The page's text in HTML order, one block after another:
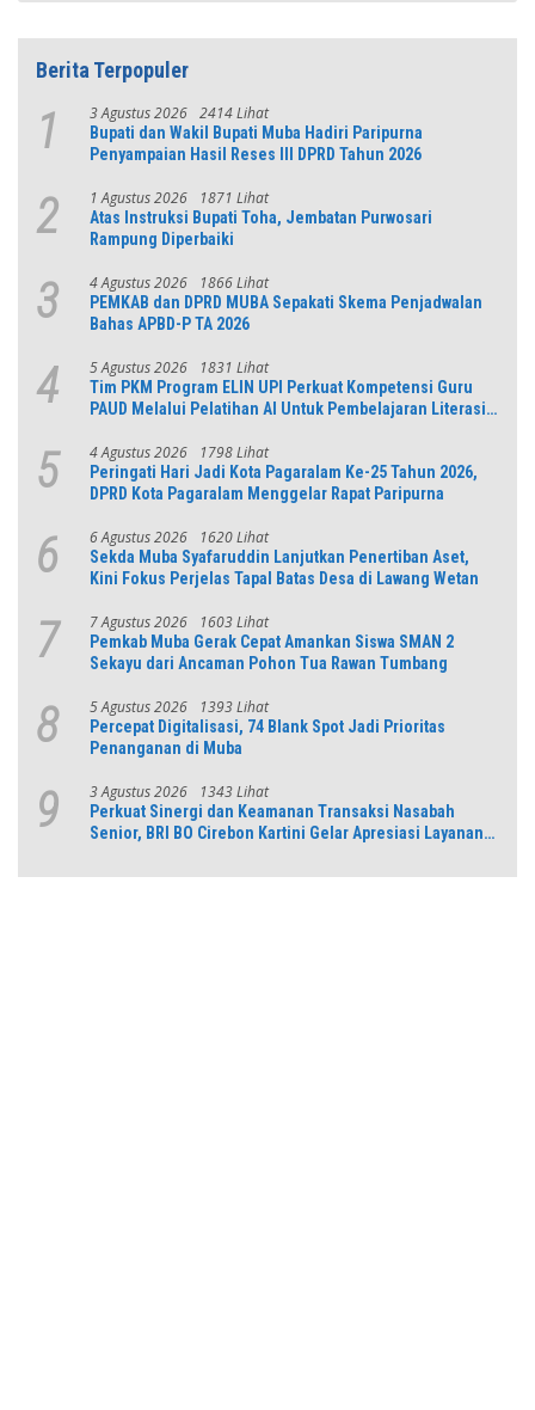
Berita Terpopuler
1 3 Agustus 2026 2414 Lihat
Bupati dan Wakil Bupati Muba Hadiri Paripurna
Penyampaian Hasil Reses III DPRD Tahun 2026
2 1 Agustus 2026 1871 Lihat
Atas Instruksi Bupati Toha, Jembatan Purwosari
Rampung Diperbaiki
3 4 Agustus 2026 1866 Lihat
PEMKAB dan DPRD MUBA Sepakati Skema Penjadwalan
Bahas APBD-P TA 2026
4 5 Agustus 2026 1831 Lihat
Tim PKM Program ELIN UPI Perkuat Kompetensi Guru
PAUD Melalui Pelatihan AI Untuk Pembelajaran Literasi
5 4 Agustus 2026 1798 Lihat
Peringati Hari Jadi Kota Pagaralam Ke-25 Tahun 2026,
DPRD Kota Pagaralam Menggelar Rapat Paripurna
6 6 Agustus 2026 1620 Lihat
Sekda Muba Syafaruddin Lanjutkan Penertiban Aset,
Kini Fokus Perjelas Tapal Batas Desa di Lawang Wetan
7 7 Agustus 2026 1603 Lihat
Pemkab Muba Gerak Cepat Amankan Siswa SMAN 2
Sekayu dari Ancaman Pohon Tua Rawan Tumbang
8 5 Agustus 2026 1393 Lihat
Percepat Digitalisasi, 74 Blank Spot Jadi Prioritas
Penanganan di Muba
9 3 Agustus 2026 1343 Lihat
Perkuat Sinergi dan Keamanan Transaksi Nasabah
Senior, BRI BO Cirebon Kartini Gelar Apresiasi Layanan